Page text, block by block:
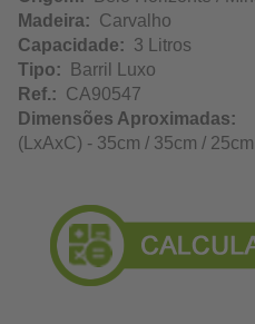
Madeira: Carvalho
Capacidade: 3 Litros
Tipo: Barril Luxo
Ref.: CA90547
Dimensões Aproximadas:
(LxAxC) - 35cm / 35cm / 25cm